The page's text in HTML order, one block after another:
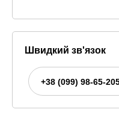
Швидкий зв'язок
+38 (099) 98-65-